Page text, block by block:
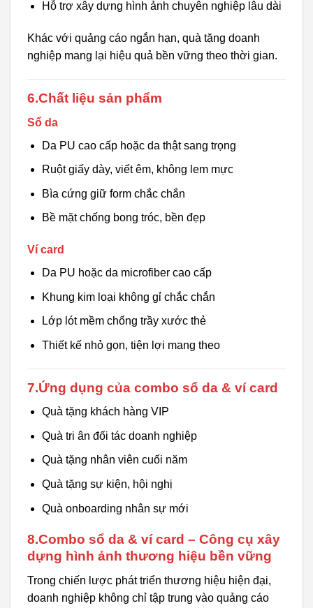
Hỗ trợ xây dựng hình ảnh chuyên nghiệp lâu dài
Khác với quảng cáo ngắn hạn, quà tặng doanh
nghiệp mang lại hiệu quả bền vững theo thời gian.
6.Chất liệu sản phẩm
Sổ da
Da PU cao cấp hoặc da thật sang trọng
Ruột giấy dày, viết êm, không lem mực
Bìa cứng giữ form chắc chắn
Bề mặt chống bong tróc, bền đẹp
Ví card
Da PU hoặc da microfiber cao cấp
Khung kim loại không gỉ chắc chắn
Lớp lót mềm chống trầy xước thẻ
Thiết kế nhỏ gọn, tiện lợi mang theo
7.Ứng dụng của combo sổ da & ví card
Quà tặng khách hàng VIP
Quà tri ân đối tác doanh nghiệp
Quà tặng nhân viên cuối năm
Quà tặng sự kiện, hội nghị
Quà onboarding nhân sự mới
8.Combo sổ da & ví card – Công cụ xây
dựng hình ảnh thương hiệu bền vững
Trong chiến lược phát triển thương hiệu hiện đại,
doanh nghiệp không chỉ tập trung vào quảng cáo